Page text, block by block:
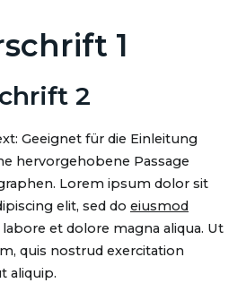
1
2
Geeignet für die Einleitung
hervorgehobene Passage
Lorem ipsum dolor sit
elit, sed do eiusmod
et dolore magna aliqua. Ut
quis nostrud exercitation
aliquip.